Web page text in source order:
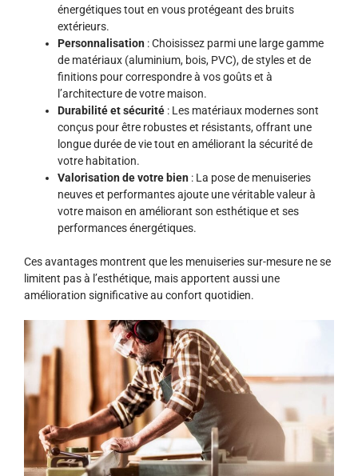
énergétiques tout en vous protégeant des bruits
extérieurs.
Personnalisation : Choisissez parmi une large gamme
de matériaux (aluminium, bois, PVC), de styles et de
finitions pour correspondre à vos goûts et à
l’architecture de votre maison.
Durabilité et sécurité : Les matériaux modernes sont
conçus pour être robustes et résistants, offrant une
longue durée de vie tout en améliorant la sécurité de
votre habitation.
Valorisation de votre bien : La pose de menuiseries
neuves et performantes ajoute une véritable valeur à
votre maison en améliorant son esthétique et ses
performances énergétiques.
Ces avantages montrent que les menuiseries sur-mesure ne se
limitent pas à l’esthétique, mais apportent aussi une
amélioration significative au confort quotidien.